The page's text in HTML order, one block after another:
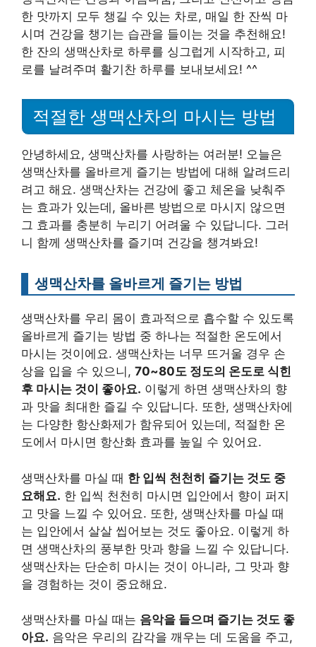
한 맛까지 모두 챙길 수 있는 차로, 매일 한 잔씩 마
시며 건강을 챙기는 습관을 들이는 것을 추천해요!
한 잔의 생맥산차로 하루를 싱그럽게 시작하고, 피
로를 날려주며 활기찬 하루를 보내보세요! ^^
적절한 생맥산차의 마시는 방법
안녕하세요, 생맥산차를 사랑하는 여러분! 오늘은
생맥산차를 올바르게 즐기는 방법에 대해 알려드리
려고 해요. 생맥산차는 건강에 좋고 체온을 낮춰주
는 효과가 있는데, 올바른 방법으로 마시지 않으면
그 효과를 충분히 누리기 어려울 수 있답니다. 그러
니 함께 생맥산차를 즐기며 건강을 챙겨봐요!
생맥산차를 올바르게 즐기는 방법
생맥산차를 우리 몸이 효과적으로 흡수할 수 있도록
올바르게 즐기는 방법 중 하나는 적절한 온도에서
마시는 것이에요. 생맥산차는 너무 뜨거울 경우 손
상을 입을 수 있으니, 70~80도 정도의 온도로 식힌
후 마시는 것이 좋아요. 이렇게 하면 생맥산차의 향
과 맛을 최대한 즐길 수 있답니다. 또한, 생맥산차에
는 다양한 항산화제가 함유되어 있는데, 적절한 온
도에서 마시면 항산화 효과를 높일 수 있어요.
생맥산차를 마실 때 한 입씩 천천히 즐기는 것도 중
요해요. 한 입씩 천천히 마시면 입안에서 향이 퍼지
고 맛을 느낄 수 있어요. 또한, 생맥산차를 마실 때
는 입안에서 살살 씹어보는 것도 좋아요. 이렇게 하
면 생맥산차의 풍부한 맛과 향을 느낄 수 있답니다.
생맥산차는 단순히 마시는 것이 아니라, 그 맛과 향
을 경험하는 것이 중요해요.
생맥산차를 마실 때는 음악을 들으며 즐기는 것도 좋
아요. 음악은 우리의 감각을 깨우는 데 도움을 주고,